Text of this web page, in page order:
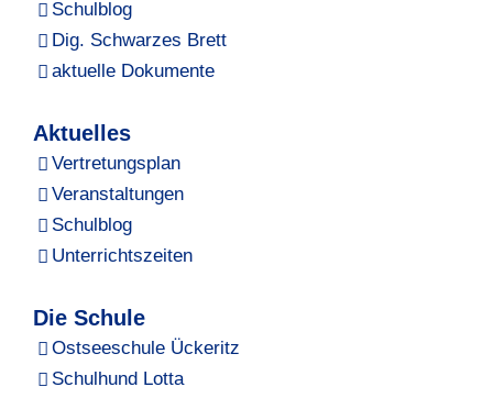
Schulblog
Dig. Schwarzes Brett
aktuelle Dokumente
Aktuelles
Vertretungsplan
Veranstaltungen
Schulblog
Unterrichtszeiten
Die Schule
Ostseeschule Ückeritz
Schulhund Lotta